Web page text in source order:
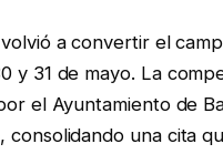
a convertir el
y 31 de mayo. La
el Ayuntamiento de
una cita